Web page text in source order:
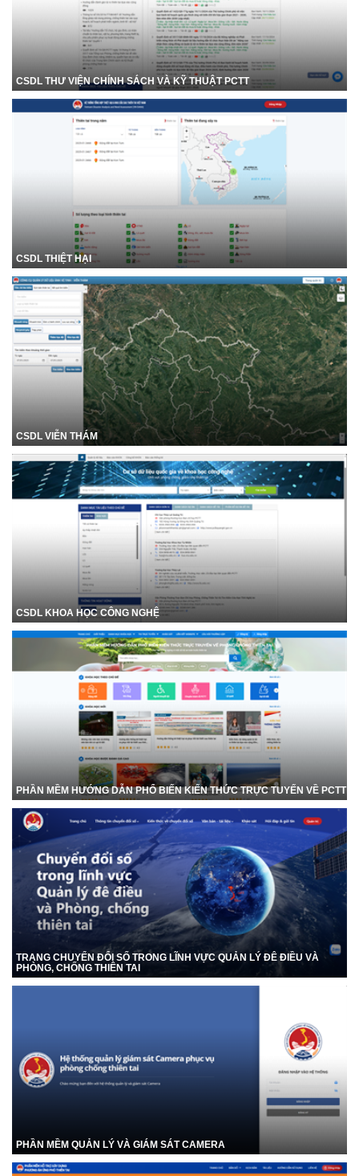
CSDL THƯ VIỆN CHÍNH SÁCH VÀ KỸ THUẬT PCTT
CSDL THIỆT HẠI
CSDL VIỄN THÁM
CSDL KHOA HỌC CÔNG NGHỆ
PHẦN MỀM HƯỚNG DẪN PHỔ BIẾN KIẾN THỨC TRỰC TUYẾN VỀ PCTT
TRANG CHUYỂN ĐỔI SỐ TRONG LĨNH VỰC QUẢN LÝ ĐÊ ĐIỀU VÀ
PHÒNG, CHỐNG THIÊN TAI
PHẦN MỀM QUẢN LÝ VÀ GIÁM SÁT CAMERA